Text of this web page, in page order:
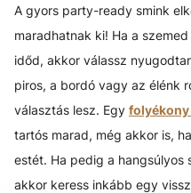
A gyors party-ready smink
maradhatnak ki! Ha a
időd, akkor válassz
piros, a bordó vagy az élénk
választás lesz. Egy
tartós marad, még akkor is,
estét. Ha pedig a hangsúlyos
akkor keress inkább egy